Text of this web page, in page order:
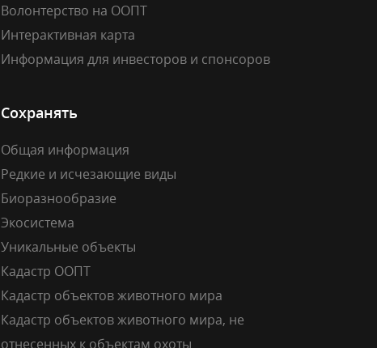
Волонтерство на ООПТ
Интерактивная карта
Информация для инвесторов и спонсоров
Сохранять
Общая информация
Редкие и исчезающие виды
Биоразнообразие
Экосистема
Уникальные объекты
Кадастр ООПТ
Кадастр объектов животного мира
Кадастр объектов животного мира, не
отнесенных к объектам охоты